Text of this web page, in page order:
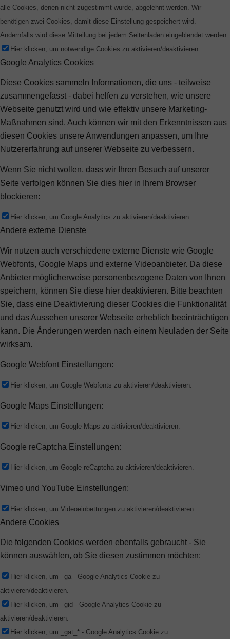
alle Cookies, denen nicht zugestimmt wurde, abgelehnt werden. Wir
benötigen zwei Cookies, damit diese Einstellung gespeichert wird.
Andernfalls wird diese Mitteilung bei jedem Seitenladen eingeblendet werden.
Hier klicken, um notwendige Cookies zu aktivieren/deaktivieren.
Google Analytics Cookies
Diese Cookies sammeln Informationen, die uns - teilweise
zusammengefasst - dabei helfen zu verstehen, wie unsere
Webseite genutzt wird und wie effektiv unsere Marketing-
Maßnahmen sind. Auch können wir mit den Erkenntnissen aus
diesen Cookies unsere Anwendungen anpassen, um Ihre
Nutzererfahrung auf unserer Webseite zu verbessern.
Wenn Sie nicht wollen, dass wir Ihren Besuch auf unserer
Seite verfolgen können Sie dies hier in Ihrem Browser
blockieren:
Hier klicken, um Google Analytics zu aktivieren/deaktivieren.
Andere externe Dienste
Wir nutzen auch verschiedene externe Dienste wie Google
Webfonts, Google Maps und externe Videoanbieter. Da diese
Anbieter möglicherweise personenbezogene Daten von Ihnen
speichern, können Sie diese hier deaktivieren. Bitte beachten
Sie, dass eine Deaktivierung dieser Cookies die Funktionalität
und das Aussehen unserer Webseite erheblich beeinträchtigen
kann. Die Änderungen werden nach einem Neuladen der Seite
wirksam.
Google Webfont Einstellungen:
Hier klicken, um Google Webfonts zu aktivieren/deaktivieren.
Google Maps Einstellungen:
Hier klicken, um Google Maps zu aktivieren/deaktivieren.
Google reCaptcha Einstellungen:
Hier klicken, um Google reCaptcha zu aktivieren/deaktivieren.
Vimeo und YouTube Einstellungen:
Hier klicken, um Videoeinbettungen zu aktivieren/deaktivieren.
Andere Cookies
Die folgenden Cookies werden ebenfalls gebraucht - Sie
können auswählen, ob Sie diesen zustimmen möchten:
Hier klicken, um _ga - Google Analytics Cookie zu
aktivieren/deaktivieren.
Hier klicken, um _gid - Google Analytics Cookie zu
aktivieren/deaktivieren.
Hier klicken, um _gat_* - Google Analytics Cookie zu